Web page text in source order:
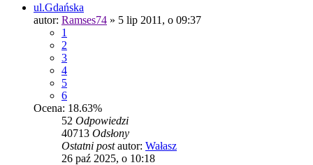
ul.Gdańska
autor: Ramses74 » 5 lip 2011, o 09:37
1
2
3
4
5
6
Ocena: 18.63%
52 Odpowiedzi
40713 Odsłony
Ostatni postautor: Wałasz
26 paź 2025, o 10:18